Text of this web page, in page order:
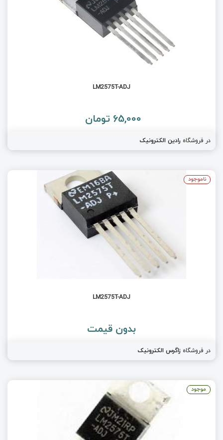
LM2575T-ADJ
65,000 تومان
در فروشگاه رادین الکترونیک
LM2575T-ADJ
بدون قیمت
در فروشگاه زاگرس الکترونیک
ناموجود
موجود